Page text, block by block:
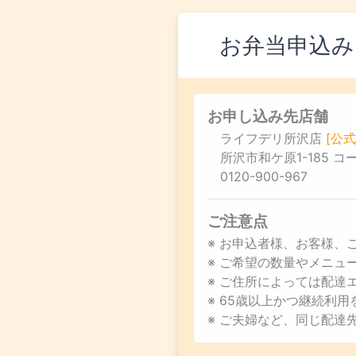
お弁当申込
お申し込み先店舗
ライフデリ所沢店 [公
所沢市和ケ原1-185 コ
0120-900-967
ご注意点
※ お申込者様、お客様、
※ ご希望の数量やメニュ
※ ご住所によっては配達
※ 65歳以上かつ継続利用
※ ご夫婦など、同じ配達